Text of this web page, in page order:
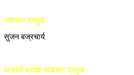
समाचार प्रमुख
सुजन बज्रचार्य
बागमती प्रदेश समाचार प्रमुख